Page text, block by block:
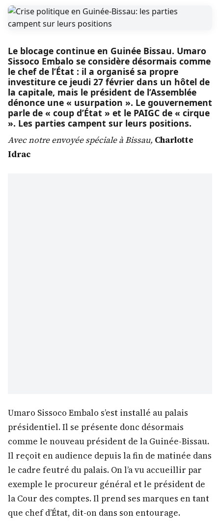
Le blocage continue en Guinée Bissau. Umaro
Sissoco Embalo se considère désormais comme
le chef de l’État : il a organisé sa propre
investiture ce jeudi 27 février dans un hôtel de
la capitale, mais le président de l’Assemblée
dénonce une « usurpation ». Le gouvernement
parle de « coup d’État » et le PAIGC de « cirque
». Les parties campent sur leurs positions.
Avec notre envoyée spéciale à Bissau, Charlotte
Idrac
Umaro Sissoco Embalo s’est installé au palais
présidentiel. Il se présente donc désormais
comme le nouveau président de la Guinée-Bissau.
Il reçoit en audience depuis la fin de matinée dans
le cadre feutré du palais. On l’a vu accueillir par
exemple le procureur général et le président de
la Cour des comptes. Il prend ses marques en tant
que chef d’État, dit-on dans son entourage.